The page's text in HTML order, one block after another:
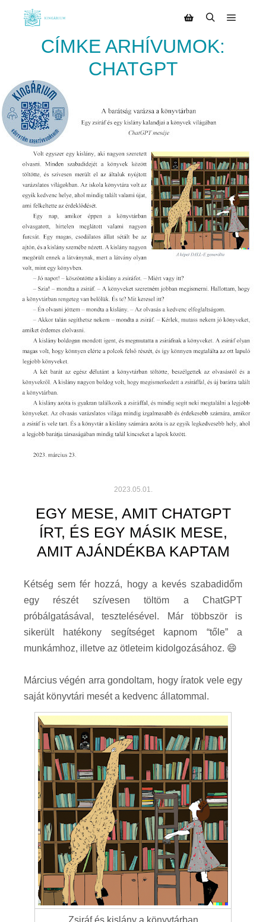
CÍMKE ARHÍVUMOK:
CHATGPT
2023.05.01.
EGY MESE, AMIT CHATGPT
ÍRT, ÉS EGY MÁSIK MESE,
AMIT AJÁNDÉKBA KAPTAM
Kétség sem fér hozzá, hogy a kevés szabadidőm
egy részét szívesen töltöm a ChatGPT
próbálgatásával, tesztelésével. Már többször is
sikerült hatékony segítséget kapnom “tőle” a
munkámhoz, illetve az ötleteim kidolgozásához. 😄
Március végén arra gondoltam, hogy íratok vele egy
saját könyvtári mesét a kedvenc állatommal.